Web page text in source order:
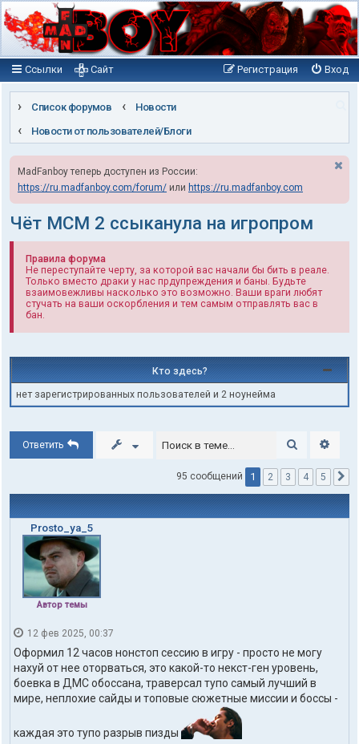
Ссылки Вход
Регистрация
Сайт
Список форумов
Новости
Новости от пользователей/Блоги
MadFanboy теперь доступен из России:
https://ru.madfanboy.com/forum/ или https://ru.madfanboy.com
Чёт МСМ 2 ссыканула на игропром
Правила форума
Не переступайте черту, за которой вас начали бы бить в реале.
Только вместо драки у нас прдупреждения и баны. Будьте
взаимовежливы насколько это возможно. Ваши враги любят
стучать на ваши оскорбления и тем самым отправлять вас в
бан.
Кто здесь?
нет зарегистрированных пользователей и 2 ноунейма
Ответить Поиск
95 сообщений 1 2 3 4 5
Prosto_ya_5
Автор темы
12 фев 2025, 00:37
Оформил 12 часов нонстоп сессию в игру - просто не могу
нахуй от нее оторваться, это какой-то некст-ген уровень,
боевка в ДМС обоссана, траверсал тупо самый лучший в
мире, неплохие сайды и топовые сюжетные миссии и боссы -
каждая это тупо разрыв пизды